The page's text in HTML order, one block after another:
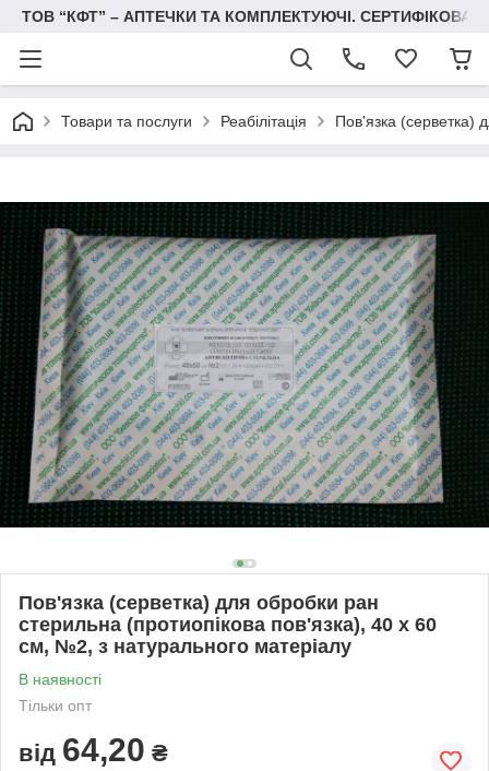
ТОВ “КФТ” – АПТЕЧКИ ТА КОМПЛЕКТУЮЧІ.
Товари та послуги Реабілітація Пов'язка (серветка)
Пов'язка (серветка) для обробки ран
стерильна (протиопікова пов'язка), 40 x 60
см, №2, з натурального матеріалу
В наявності
Тільки опт
від 64,20 ₴